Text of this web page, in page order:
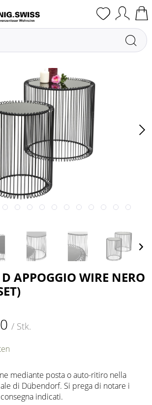
APPOGGIO WIRE NERO
/ Stk.
mediante posta o auto-ritiro nella
di Dübendorf. Si prega di notare i
indicati.